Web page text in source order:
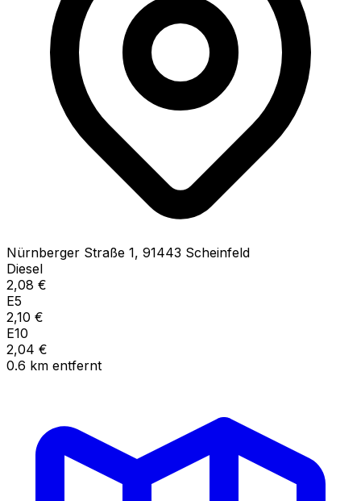
Nürnberger Straße 1, 91443 Scheinfeld
Diesel
2,08 €
E5
2,10 €
E10
2,04 €
0.6 km entfernt